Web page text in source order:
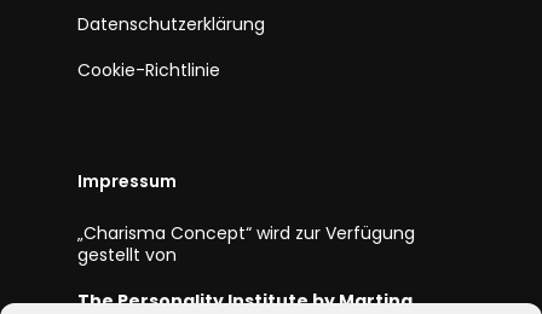
Datenschutzerklärung
Cookie-Richtlinie
Impressum
„Charisma Concept“ wird zur Verfügung
gestellt von
The Personality Institute by Martina